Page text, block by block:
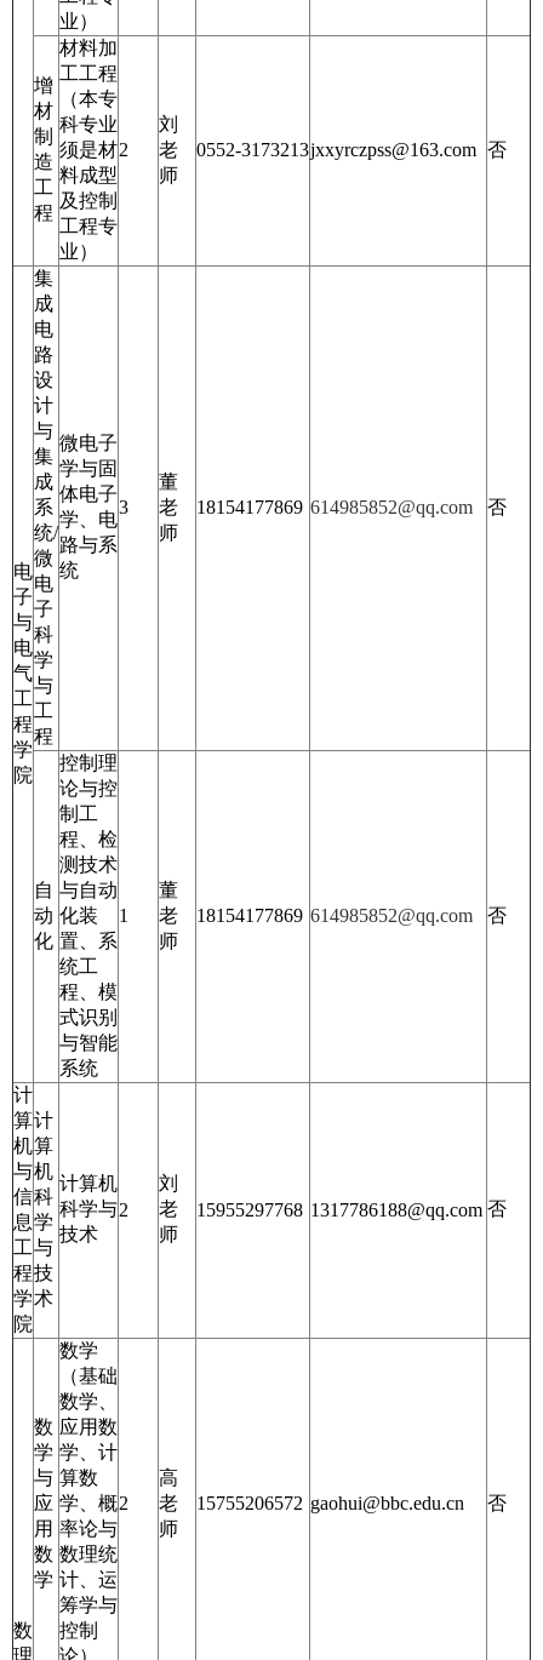
业）
增
材
制
造
工
程
材料加
工工程
（本专
科专业
须是材
料成型
及控制
工程专
业）
2
刘
老
师
0552-3173213jxxyrczpss@163.com 否
电
子
与
电
气
工
程
学
院
集
成
电
路
设
计
与
集
成
系
统/
微
电
子
科
学
与
工
程
微电子
学与固
体电子
学、电
路与系
统
3
董
老
师
18154177869 614985852@qq.com 否
自
动
化
控制理
论与控
制工
程、检
测技术
与自动
化装
置、系
统工
程、模
式识别
与智能
系统
1
董
老
师
18154177869 614985852@qq.com 否
计
算
机
与
信
息
工
程
学
院
计
算
机
科
学
与
技
术
计算机
科学与
技术
2
刘
老
师
15955297768 1317786188@qq.com 否
数
理
数
学
与
应
用
数
学
数学
（基础
数学、
应用数
学、计
算数
学、概
率论与
数理统
计、运
筹学与
控制
论）
2
高
老
师
15755206572 gaohui@bbc.edu.cn 否